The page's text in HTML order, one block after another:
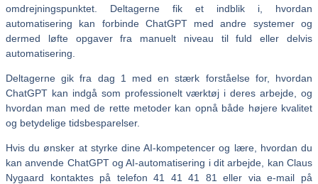
omdrejningspunktet. Deltagerne fik et indblik i, hvordan
automatisering kan forbinde ChatGPT med andre systemer og
dermed løfte opgaver fra manuelt niveau til fuld eller delvis
automatisering.
Deltagerne gik fra dag 1 med en stærk forståelse for, hvordan
ChatGPT kan indgå som professionelt værktøj i deres arbejde, og
hvordan man med de rette metoder kan opnå både højere kvalitet
og betydelige tidsbesparelser.
Hvis du ønsker at styrke dine AI-kompetencer og lære, hvordan du
kan anvende ChatGPT og AI-automatisering i dit arbejde, kan Claus
Nygaard kontaktes på telefon 41 41 41 81 eller via e-mail på